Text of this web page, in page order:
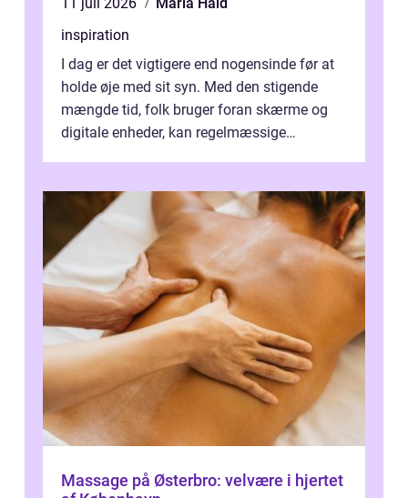
inspiration
I dag er det vigtigere end nogensinde før at
holde øje med sit syn. Med den stigende
mængde tid, folk bruger foran skærme og
digitale enheder, kan regelmæssige
Massage på Østerbro: velvære i hjertet